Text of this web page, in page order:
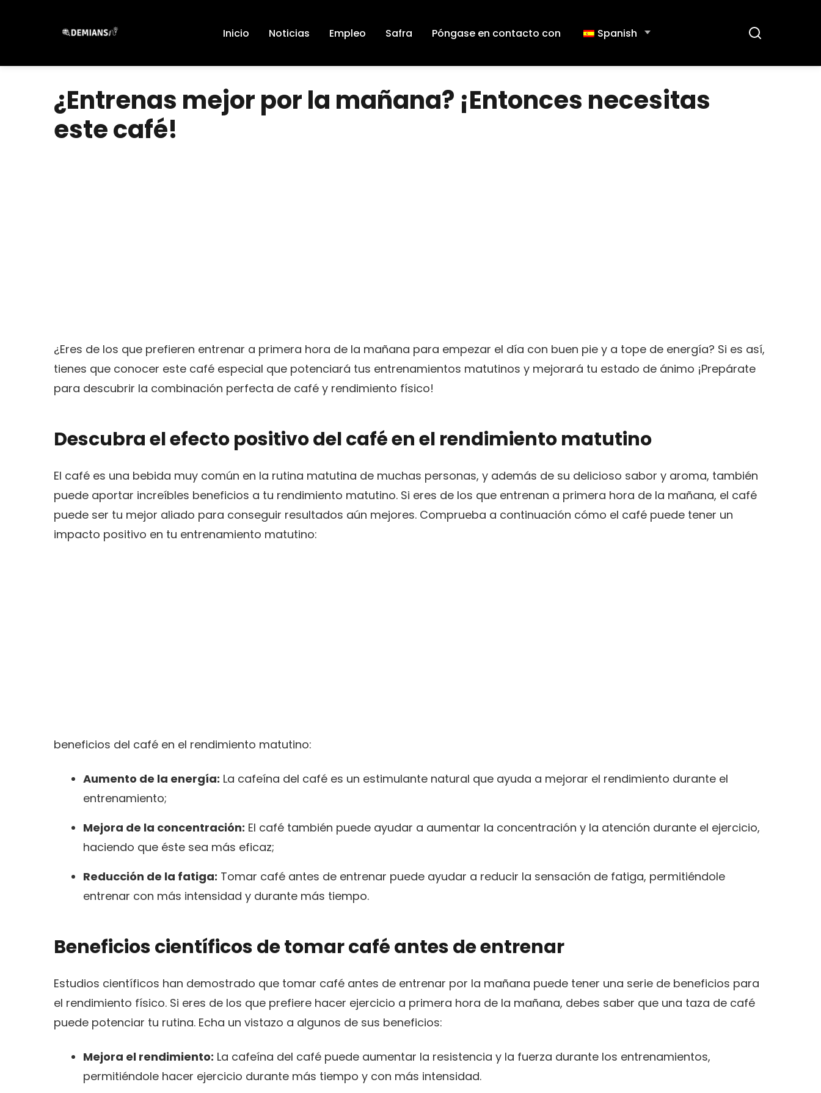
Inicio Noticias Empleo Safra Póngase en contacto con Spanish
¿Entrenas mejor por la mañana? ¡Entonces necesitas
este café!
¿Eres de los que prefieren entrenar a primera hora de la mañana para empezar el día con buen pie y a tope de energía? Si es así,
tienes que conocer este café especial que potenciará tus entrenamientos matutinos y mejorará tu estado de ánimo ¡Prepárate
para descubrir la combinación perfecta de café y rendimiento físico!
Descubra el efecto positivo del café en el rendimiento matutino
El café es una bebida muy común en la rutina matutina de muchas personas, y además de su delicioso sabor‍ y aroma, también
puede aportar increíbles beneficios a tu rendimiento matutino. Si eres de los que entrenan a primera hora de la mañana, el café
puede ser tu mejor aliado para conseguir resultados aún mejores. Comprueba a continuación cómo el café puede tener un
impacto positivo en tu entrenamiento matutino:
beneficios del café en el rendimiento matutino:
Aumento de la energía: La cafeína del café es un estimulante natural que ayuda a mejorar el rendimiento durante el
entrenamiento;
Mejora de la concentración: El café también puede ayudar a aumentar la concentración y la atención durante el ejercicio,
haciendo que éste sea más eficaz;
Reducción de la fatiga: Tomar café antes de entrenar puede ayudar a reducir la sensación de fatiga, permitiéndole
entrenar con más intensidad y durante más tiempo.
Beneficios científicos de tomar café antes de entrenar
Estudios científicos han demostrado que tomar café antes de entrenar por la mañana puede tener una serie de beneficios para
el rendimiento físico. Si eres de los que prefiere hacer ejercicio a primera hora de la mañana, debes saber que una taza de café
puede potenciar tu rutina. Echa un vistazo a algunos de sus beneficios:
Mejora el rendimiento: La cafeína del café puede aumentar la resistencia y la fuerza durante los entrenamientos,
permitiéndole hacer ejercicio durante más tiempo y con más intensidad.